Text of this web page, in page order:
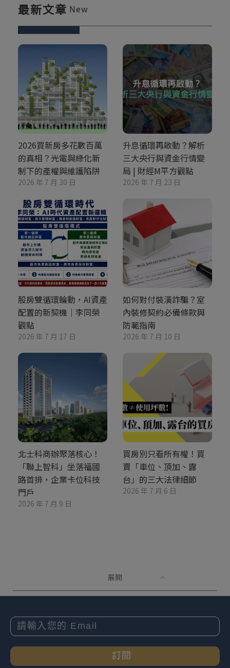
最新文章 New
2026買新房多花數百萬
的真相？光電與綠化新
制下的產權與維護陷阱
2026 年 7 月 30 日
升息循環再啟動？解析
三大央行與資金行情變
局 | 財經M平方觀點
2026 年 7 月 23 日
股房雙循環輪動，AI資產
配置的新契機｜李同榮
觀點
2026 年 7 月 17 日
如何對付裝潢詐騙？室
內裝修契約必備條款與
防範指南
2026 年 7 月 10 日
北士科商辦聚落核心！
「聯上智科」坐落福國
路首排，企業卡位科技
門戶
2026 年 7 月 9 日
買房別只看所有權！買
賣「車位、頂加、露
台」的三大法律細節
2026 年 7 月 6 日
展開
訂閱